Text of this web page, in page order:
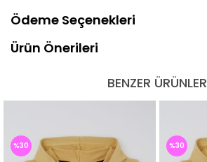
Ödeme Seçenekleri
Ürün Önerileri
BENZER ÜRÜNLER
%30 %30